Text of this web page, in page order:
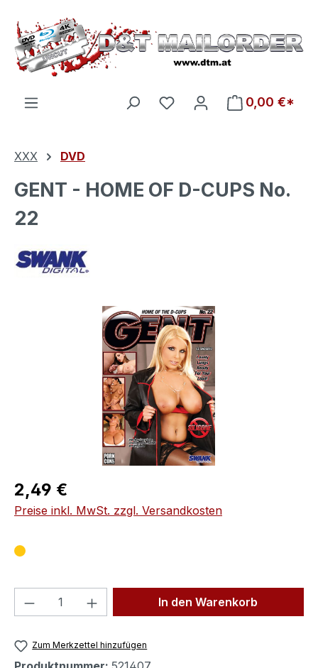
Zum Hauptinhalt springen
Du hast 0 Produkte auf
0,00 €*
XXX DVD
GENT - HOME OF D-CUPS No.
22
Bildergalerie überspringen
Regulärer Preis:
2,49 €
Preise inkl. MwSt. zzgl. Versandkosten
Produkt Anzahl: Gib denIn den Warenkorb
Zum Merkzettel hinzufügen